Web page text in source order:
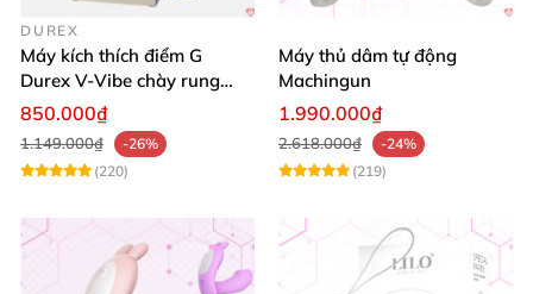
DUREX
Máy kích thích điểm G
Durex V-Vibe chày rung
tinh yêu không dây cao cấp
850.000₫
1.149.000₫
-26%
(220)
Máy thủ dâm tự động
Machingun
1.990.000₫
2.618.000₫
-24%
(219)